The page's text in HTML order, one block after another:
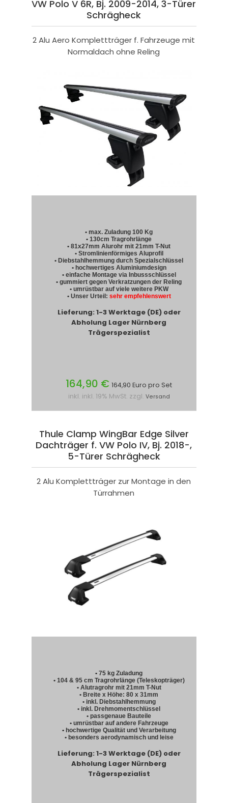
VW Polo V 6R, Bj. 2009-2014, 3-Türer
Schrägheck
2 Alu Aero Komplettträger f. Fahrzeuge mit
Normaldach ohne Reling
• max. Zuladung 100 Kg
• 130cm Tragrohrlänge
• 81x27mm Alurohr mit 21mm T-Nut
• Stromlinienförmiges Aluprofil
• Diebstahlhemmung durch Spezialschlüssel
• hochwertiges Aluminiumdesign
• einfache Montage via Inbussschlüssel
• gummiert gegen Verkratzungen der Reling
• umrüstbar auf viele weitere PKW
• Unser Urteil: sehr empfehlenswert
Lieferung: 1-3 Werktage (DE) oder
Abholung Lager Nürnberg
Trägerspezialist
164,90 € 164,90 Euro pro Set
inkl. inkl. 19% MwSt. zzgl. Versand
Thule Clamp WingBar Edge Silver
Dachträger f. VW Polo IV, Bj. 2018-,
5-Türer Schrägheck
2 Alu Komplettträger zur Montage in den
Türrahmen
• 75 kg Zuladung
• 104 & 95 cm Tragrohrlänge (Teleskopträger)
• Alutragrohr mit 21mm T-Nut
• Breite x Höhe: 80 x 31mm
• inkl. Diebstahlhemmung
• inkl. Drehmomentschlüssel
• passgenaue Bauteile
• umrüstbar auf andere Fahrzeuge
• hochwertige Qualität und Verarbeitung
• besonders aerodynamisch und leise
Lieferung: 1-3 Werktage (DE) oder
Abholung Lager Nürnberg
Trägerspezialist